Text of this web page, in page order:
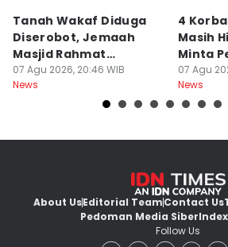
Tanah Wakaf Diduga
Diserobot, Jemaah
Masjid Rahmat
Surabaya Protes
07 Agu 2026, 20:46 WIB
News
4
Masih
Minta
Dilanjut
07 Agu
News
About UsEditorial TeamContact Us
Pedoman Media SiberIndex
Follow Us